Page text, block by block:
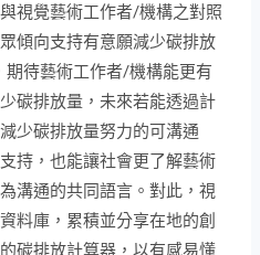
視覺藝術工作者/機構之對照
傾向支持有意願減少碳排放
待藝術工作者/機構能更有
碳排放量，未來若能透過計
少碳排放量努力的可溝通
持，也能讓社會更了解藝術
溝通的共同語言。對此，視
料庫，累積並分享在地的創
碳排放計算器，以有感易懂